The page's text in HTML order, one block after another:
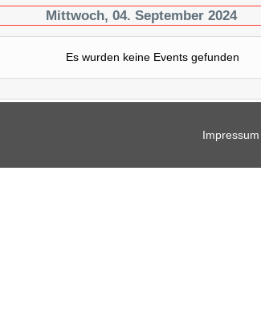
Mittwoch, 04. September 2024
Es wurden keine Events gefunden
Impressum